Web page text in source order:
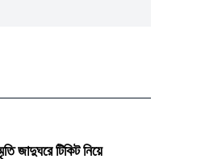
জাদুঘরে টিকিট নিয়ে